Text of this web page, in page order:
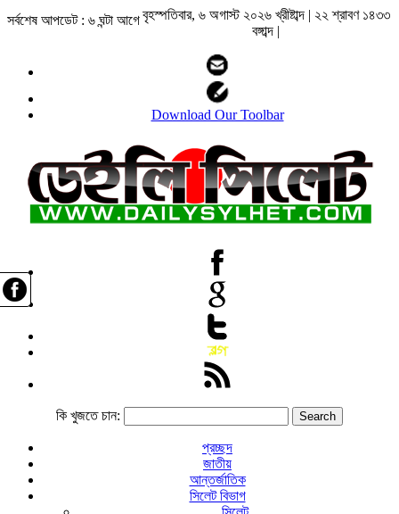
সর্বশেষ আপডেট : ৬ ঘন্টা আগেবৃহস্পতিবার, ৬ অগাস্ট ২০২৬ খ্রীষ্টাব্দ | ২২ শ্রাবণ ১৪৩৩
বঙ্গাব্দ |
Download Our Toolbar
কি খুজতে চান:
প্রচ্ছদ
জাতীয়
আন্তর্জাতিক
সিলেট বিভাগ